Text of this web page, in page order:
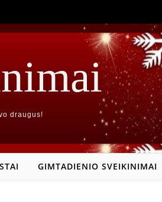
draugus!
GIMTADIENIO SVEIKINIMAI